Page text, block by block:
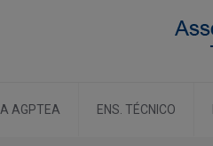
A AGPTEA ENS. TÉCNICO